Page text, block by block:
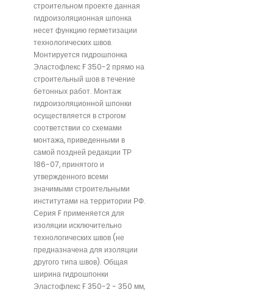
строительном проекте данная
гидроизоляционная шпонка
несет функцию герметизации
технологических швов.
Монтируется гидрошпонка
Эластофлекс F 350-2 прямо на
строительный шов в течение
бетонных работ. Монтаж
гидроизоляционной шпонки
осуществляется в строгом
соответствии со схемами
монтажа, приведенными в
самой поздней редакции ТР
186-07, принятого и
утвержденного всеми
значимыми строительными
институтами на территории РФ.
Серия F применяется для
изоляции исключительно
технологических швов (не
предназначена для изоляции
другого типа швов). Общая
ширина гидрошпонки
Эластофлекс F 350-2 - 350 мм,